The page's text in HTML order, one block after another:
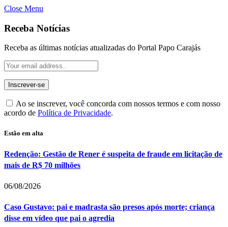
Close Menu
Receba Notícias
Receba as últimas notícias atualizadas do Portal Papo Carajás
Ao se inscrever, você concorda com nossos termos e com nosso
acordo de Política de Privacidade.
Estão em alta
Redenção: Gestão de Rener é suspeita de fraude em licitação de
mais de R$ 70 milhões
06/08/2026
Caso Gustavo: pai e madrasta são presos após morte; criança
disse em vídeo que pai o agredia